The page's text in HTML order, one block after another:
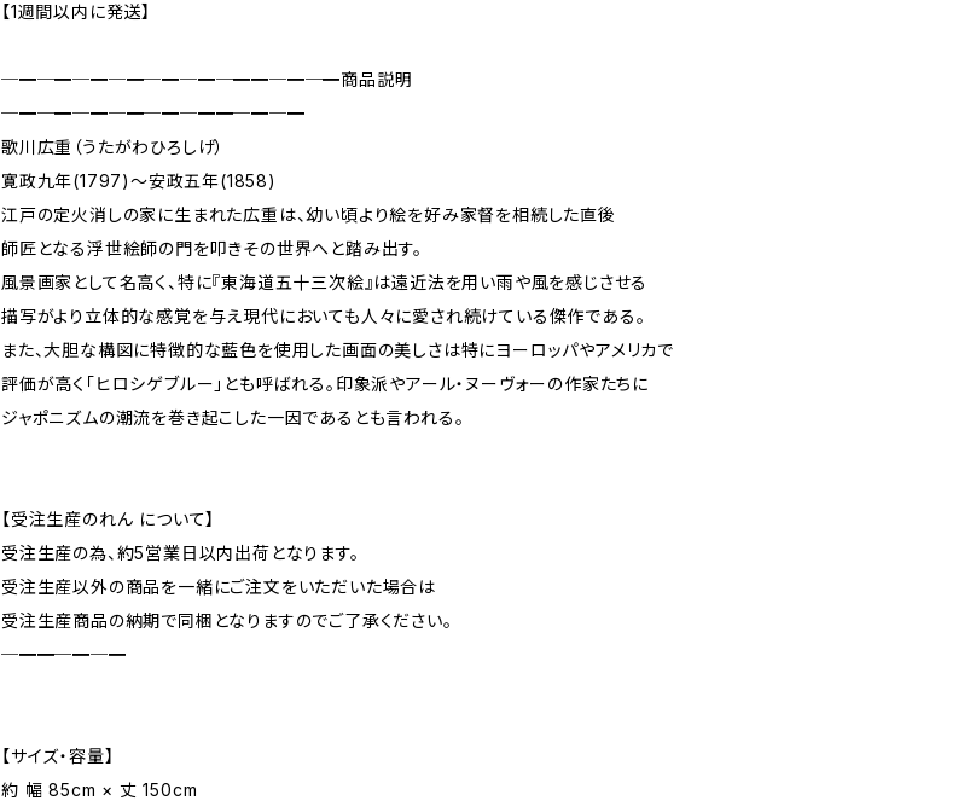
【1週間以内に発送】
─━─━─━─━─━─━─━━─━─━商品説明
─━─━─━─━─━─━━─━─━
歌川広重（うたがわひろしげ）
寛政九年(1797)〜安政五年(1858)
江戸の定火消しの家に生まれた広重は、幼い頃より絵を好み家督を相続した直後
師匠となる浮世絵師の門を叩きその世界へと踏み出す。
風景画家として名高く、特に『東海道五十三次絵』は遠近法を用い雨や風を感じさせる
描写がより立体的な感覚を与え現代においても人々に愛され続けている傑作である。
また、大胆な構図に特徴的な藍色を使用した画面の美しさは特にヨーロッパやアメリカで
評価が高く「ヒロシゲブルー」とも呼ばれる。印象派やアール・ヌーヴォーの作家たちに
ジャポニズムの潮流を巻き起こした一因であるとも言われる。
【受注生産のれん について】
受注生産の為、約5営業日以内出荷となります。
受注生産以外の商品を一緒にご注文をいただいた場合は
受注生産商品の納期で同梱となりますのでご了承ください。
─━━─━─━
【サイズ・容量】
約 幅 85cm × 丈 150cm